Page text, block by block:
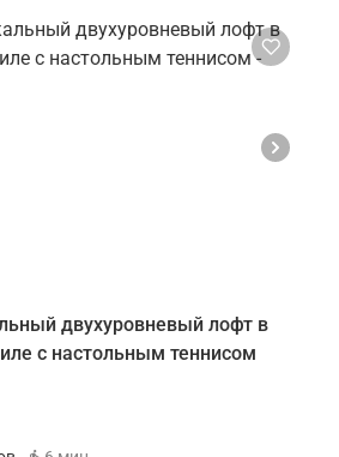
двухуровневый лофт в
с настольным теннисом